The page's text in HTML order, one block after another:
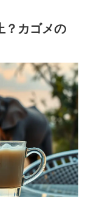
？カゴメの